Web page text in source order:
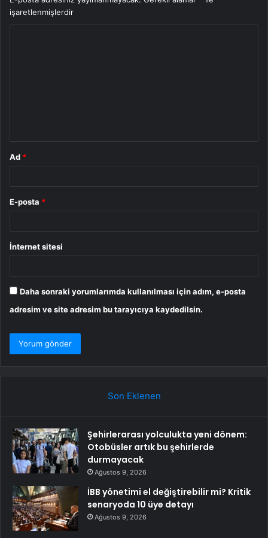
işaretlenmişlerdir
Ad *
E-posta *
İnternet sitesi
Daha sonraki yorumlarımda kullanılması için adım, e-posta
adresim ve site adresim bu tarayıcıya kaydedilsin.
Son Eklenen
Şehirlerarası yolculukta yeni dönem:
Otobüsler artık bu şehirlerde
durmayacak
Ağustos 9, 2026
İBB yönetimi el değiştirebilir mi? Kritik
senaryoda 10 üye detayı
Ağustos 9, 2026